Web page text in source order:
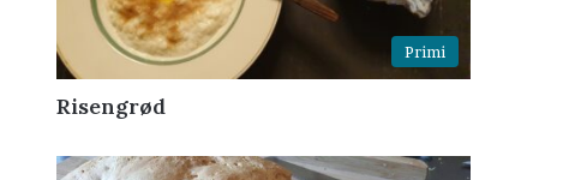
Primi
Risengrød